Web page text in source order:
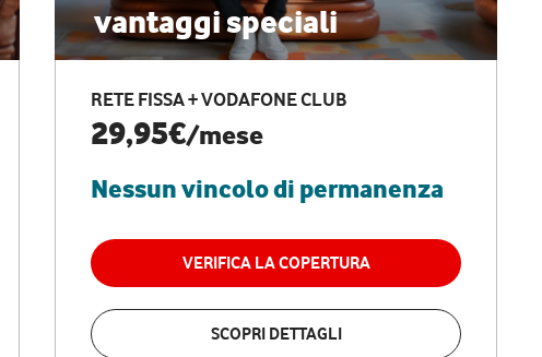
vantaggi speciali
RETE FISSA + VODAFONE CLUB
29,95€/mese
Nessun vincolo di permanenza
VERIFICA LA COPERTURA
SCOPRI DETTAGLI